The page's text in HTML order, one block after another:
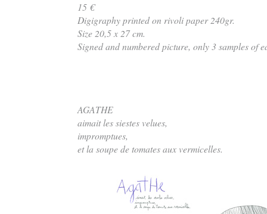
15 €
Digigraphy printed on rivoli paper 240gr.
Size 20,5 x 27 cm.
Signed and numbered picture, only 3 samples of
AGATHE
aimait les siestes velues,
impromptues,
et la soupe de tomates aux vermicelles.